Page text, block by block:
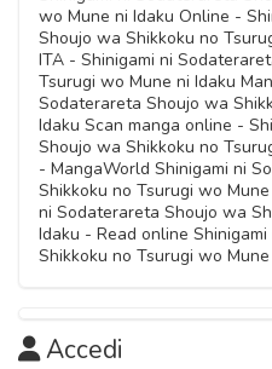
wo Mune ni Idaku Online -
Shoujo wa Shikkoku no
ITA - Shinigami ni
Tsurugi wo Mune ni Idaku
Sodaterareta Shoujo wa
Idaku Scan manga online -
Shoujo wa Shikkoku no
- MangaWorld Shinigami ni
Shikkoku no Tsurugi wo
ni Sodaterareta Shoujo wa
Idaku - Read online
Shikkoku no Tsurugi wo
Accedi